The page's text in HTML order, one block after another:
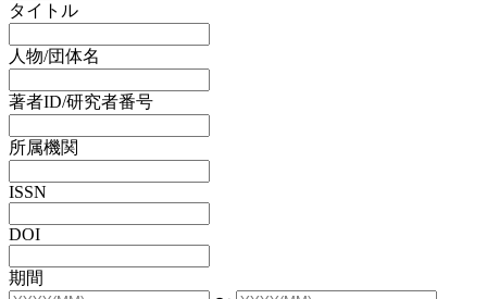
タイトル
人物/団体名
著者ID/研究者番号
所属機関
ISSN
DOI
期間